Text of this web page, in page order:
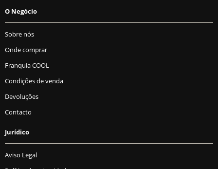
O Negócio
Sobre nós
Onde comprar
Franquia COOL
Condições de venda
Devoluções
Contacto
Jurídico
Aviso Legal